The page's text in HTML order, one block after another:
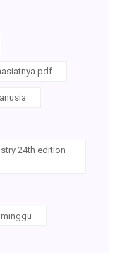
pdf
24th edition